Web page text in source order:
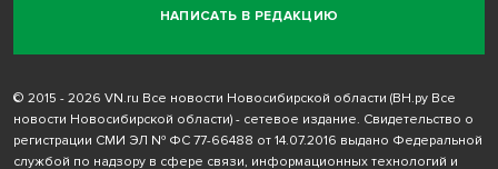
НАПИСАТЬ В РЕДАКЦИЮ
© 2015 - 2026 VN.ru Все новости Новосибирской области (ВН.ру Все
новости Новосибирской области) - сетевое издание. Свидетельство о
регистрации СМИ ЭЛ № ФС 77-66488 от 14.07.2016 выдано Федеральной
службой по надзору в сфере связи, информационных технологий и